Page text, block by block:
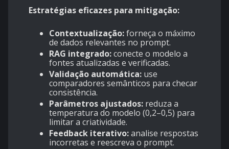
Estratégias eficazes para mitigação:
Contextualização:forneça o máximo
de dados relevantes no prompt.
RAG integrado:conecte o modelo a
fontes atualizadas e verificadas.
Validação automática: use
comparadores semânticos para checar
consistência.
Parâmetros ajustados: reduza a
temperatura do modelo (0,2–0,5) para
limitar a criatividade.
Feedback iterativo:analise respostas
incorretas e reescreva o prompt.